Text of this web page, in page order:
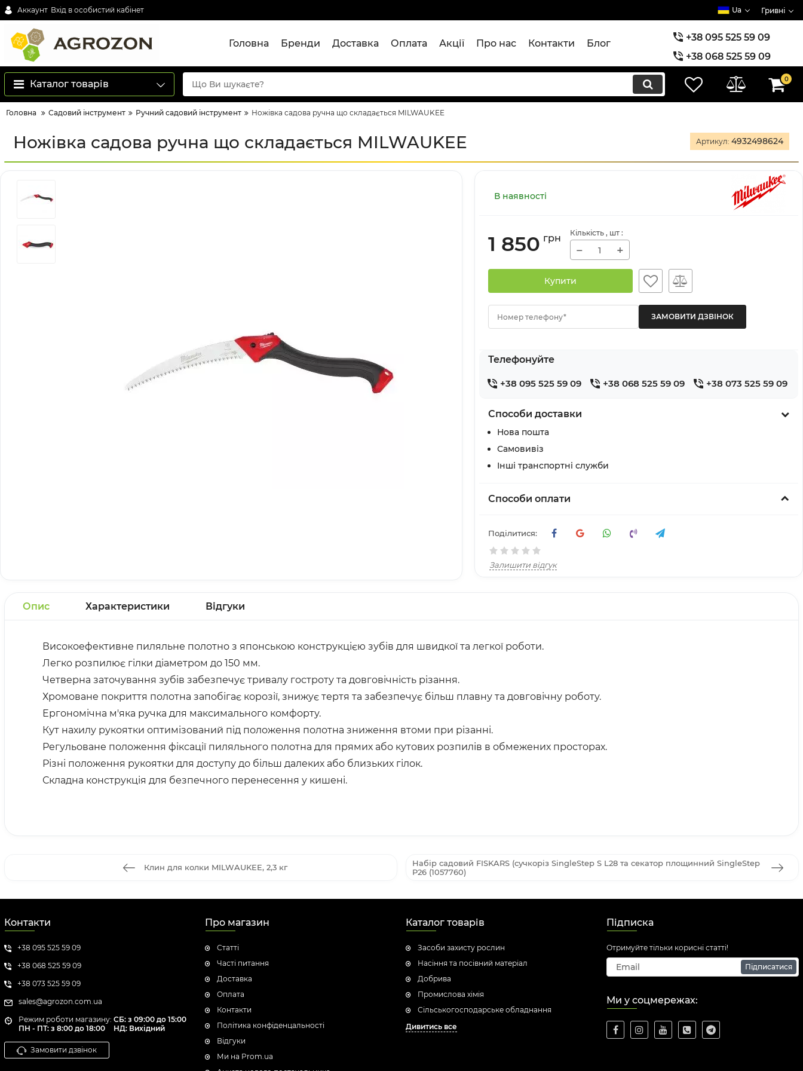
Аккаунт Вхід в особистий кабінет Ua Гривні
Головна Бренди Доставка Оплата Акції Про нас Контакти Блог
+38 095 525 59 09
+38 068 525 59 09
+38 073 525 59 09
Каталог товарів 0
Головна Садовий інструмент Ручний садовий інструмент Ножівка садова ручна що складається MILWAUKEE
Ножівка садова ручна що складається MILWAUKEE Артикул: 4932498624
В наявності
1 850 грн Кількість , шт :
− +
Купити
Номер телефону*
Телефонуйте
+38 095 525 59 09 +38 068 525 59 09 +38 073 525 59 09
Способи доставки
Нова пошта
Самовивіз
Інші транспортні служби
Способи оплати
Поділитися:
Залишити відгук
Опис Характеристики Відгуки
Високоефективне пиляльне полотно з японською конструкцією зубів для швидкої та легкої роботи.
Легко розпилює гілки діаметром до 150 мм.
Четверна заточування зубів забезпечує тривалу гостроту та довговічність різання.
Хромоване покриття полотна запобігає корозії, знижує тертя та забезпечує більш плавну та довговічну роботу.
Ергономічна м'яка ручка для максимального комфорту.
Кут нахилу рукоятки оптимізований під положення полотна зниження втоми при різанні.
Регульоване положення фіксації пиляльного полотна для прямих або кутових розпилів в обмежених просторах.
Різні положення рукоятки для доступу до більш далеких або близьких гілок.
Складна конструкція для безпечного перенесення у кишені.
Клин для колки MILWAUKEE, 2,3 кг
Набір садовий FISKARS (сучкоріз SingleStep S L28 та секатор площинний SingleStep
P26 (1057760)
Контакти
+38 095 525 59 09
+38 068 525 59 09
+38 073 525 59 09
sales@agrozon.com.ua
Режим роботи магазину:
ПН - ПТ: з 8:00 до 18:00
СБ: з 09:00 до 15:00
НД: Вихідний
Замовити дзвінок
Про магазин
Статті
Часті питання
Доставка
Оплата
Контакти
Політика конфіденцальності
Відгуки
Ми на Prom.ua
Каталог товарів
Засоби захисту рослин
Насіння та посівний матеріал
Добрива
Промислова хімія
Сільськогосподарське обладнання
Дивитись все
Підписка
Отримуйте тільки корисні статті!
Підписатися
Ми у соцмережах: